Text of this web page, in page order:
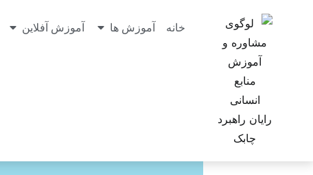
خانه آموزش ها آموزش آفلاین